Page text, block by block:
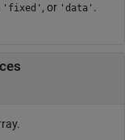
'fixed' , or 'data' .